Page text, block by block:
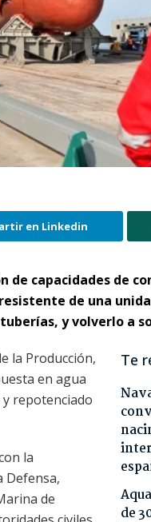
en Linkedin
capacidades de
de una
y volverlo a
Te
de
la Producción,
en agua
repotenciado
la
Defensa,
de